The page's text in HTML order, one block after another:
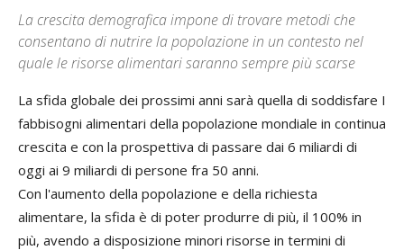
La crescita demografica impone di trovare metodi che
consentano di nutrire la popolazione in un contesto nel
quale le risorse alimentari saranno sempre più scarse
La sfida globale dei prossimi anni sarà quella di soddisfare I
fabbisogni alimentari della popolazione mondiale in continua
crescita e con la prospettiva di passare dai 6 miliardi di
oggi ai 9 miliardi di persone fra 50 anni.
Con l'aumento della popolazione e della richiesta
alimentare, la sfida è di poter produrre di più, il 100% in
più, avendo a disposizione minori risorse in termini di